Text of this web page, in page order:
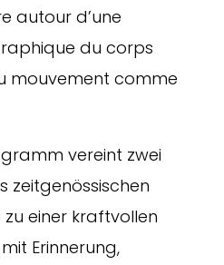
autour d’une
du corps
mouvement comme
vereint zwei
zeitgenössischen
einer kraftvollen
Erinnerung,